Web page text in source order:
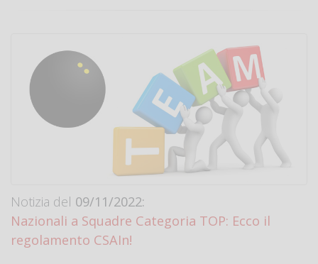
Notizia del 09/11/2022:
Nazionali a Squadre Categoria TOP: Ecco il
regolamento CSAIn!